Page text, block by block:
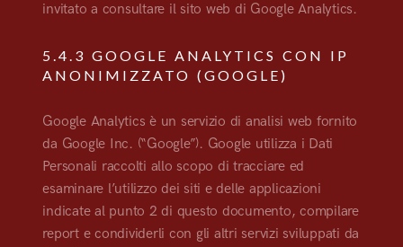
invitato a consultare il sito web di Google Analytics.
5.4.3 GOOGLE ANALYTICS CON IP
ANONIMIZZATO (GOOGLE)
Google Analytics è un servizio di analisi web fornito
da Google Inc. (“Google”). Google utilizza i Dati
Personali raccolti allo scopo di tracciare ed
esaminare l’utilizzo dei siti e delle applicazioni
indicate al punto 2 di questo documento, compilare
report e condividerli con gli altri servizi sviluppati da